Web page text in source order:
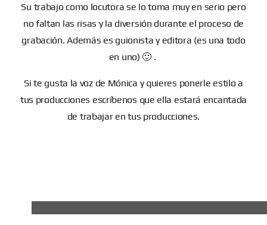
Su trabajo como locutora se lo toma muy en serio pero
no faltan las risas y la diversión durante el proceso de
grabación. Además es guionista y editora (es una todo
en uno) 🙂 .
Si te gusta la voz de Mónica y quieres ponerle estilo a
tus producciones escríbenos que ella estará encantada
de trabajar en tus producciones.